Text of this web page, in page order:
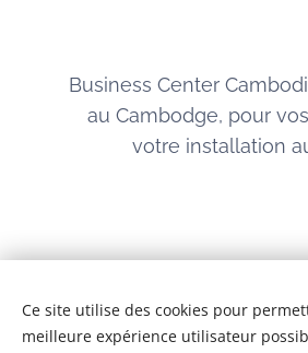
Business Center
au Cambodge, pour
votre installation
Ce site utilise des cookies pour
meilleure expérience utilisateur